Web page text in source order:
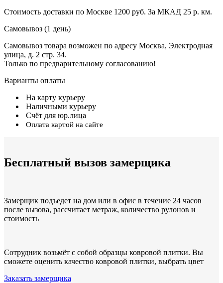
Стоимость доставки по Москве 1200 руб. За МКАД 25 р. км.
Самовывоз (1 день)
Самовывоз товара возможен по адресу Москва, Электродная
улица, д. 2 стр. 34.
Только по предварительному согласованию!
Варианты оплаты
На карту курьеру
Наличными курьеру
Счёт для юр.лица
Оплата картой на сайте
Бесплатный вызов замерщика
Замерщик подъедет на дом или в офис в течение 24 часов
после вызова, рассчитает метраж, количество рулонов и
стоимость
Сотрудник возьмёт с собой образцы ковровой плитки. Вы
сможете оценить качество ковровой плитки, выбрать цвет
Заказать замерщика